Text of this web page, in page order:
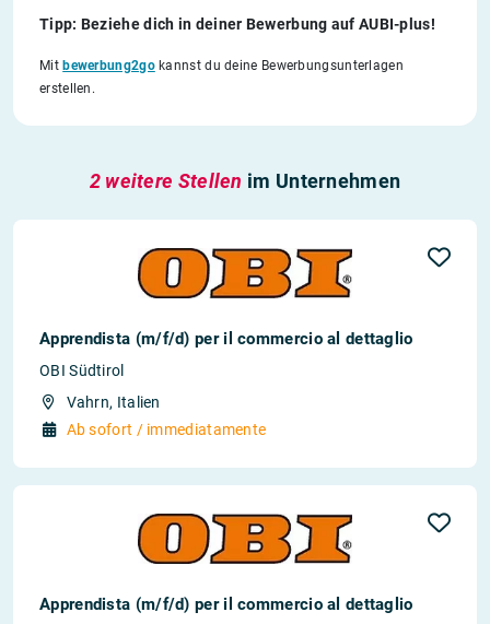
Tipp: Beziehe dich in deiner Bewerbung auf AUBI-plus!
Mit bewerbung2gokannst du deine Bewerbungsunterlagen
erstellen.
2 weitere Stellen im Unternehmen
Apprendista (m/f/d) per il commercio al dettaglio
OBI Südtirol
Vahrn, Italien
Ab sofort / immediatamente
Apprendista (m/f/d) per il commercio al dettaglio